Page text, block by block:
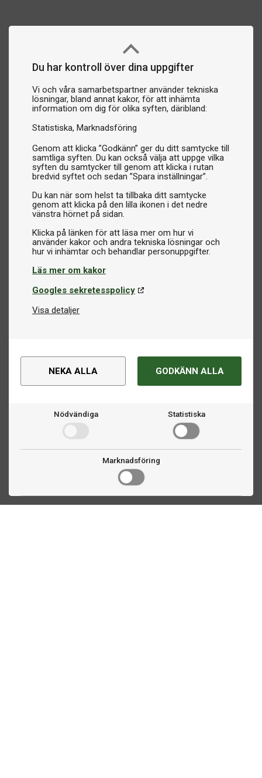
Du har kontroll över dina uppgifter
Vi och våra samarbetspartner använder tekniska
lösningar, bland annat kakor, för att inhämta
information om dig för olika syften, däribland:
Statistiska Marknadsföring
Genom att klicka ”Godkänn” ger du ditt samtycke till
samtliga syften. Du kan också välja att uppge vilka
syften du samtycker till genom att klicka i rutan
bredvid syftet och sedan ”Spara inställningar”.
Du kan när som helst ta tillbaka ditt samtycke
genom att klicka på den lilla ikonen i det nedre
vänstra hörnet på sidan.
Klicka på länken för att läsa mer om hur vi
använder kakor och andra tekniska lösningar och
Läs mer om kakor
Googles sekretesspolicy
Visa detaljer
NEKA ALLA GODKÄNN ALLA
Nödvändiga Statistiska
Marknadsföring